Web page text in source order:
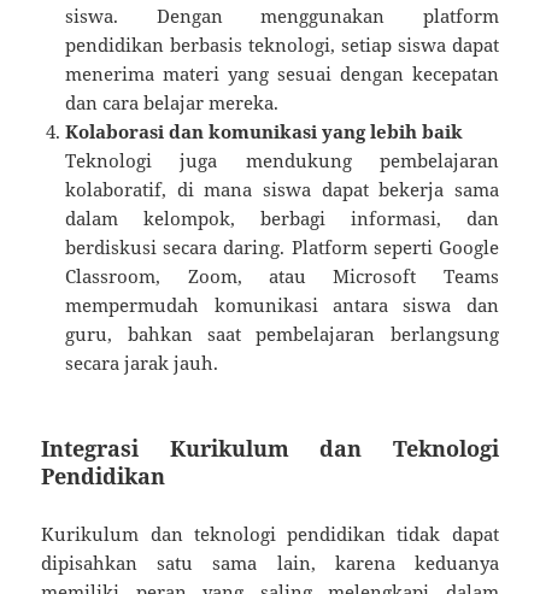
siswa. Dengan menggunakan platform
pendidikan berbasis teknologi, setiap siswa dapat
menerima materi yang sesuai dengan kecepatan
dan cara belajar mereka.
Kolaborasi dan komunikasi yang lebih baik
Teknologi juga mendukung pembelajaran
kolaboratif, di mana siswa dapat bekerja sama
dalam kelompok, berbagi informasi, dan
berdiskusi secara daring. Platform seperti Google
Classroom, Zoom, atau Microsoft Teams
mempermudah komunikasi antara siswa dan
guru, bahkan saat pembelajaran berlangsung
secara jarak jauh.
Integrasi Kurikulum dan Teknologi
Pendidikan
Kurikulum dan teknologi pendidikan tidak dapat
dipisahkan satu sama lain, karena keduanya